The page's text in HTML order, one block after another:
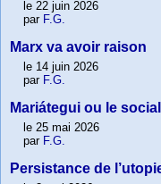
le 22 juin 2026
par F.G.
Marx va avoir raison
le 14 juin 2026
par F.G.
Mariátegui ou le
le 25 mai 2026
par F.G.
Persistance de